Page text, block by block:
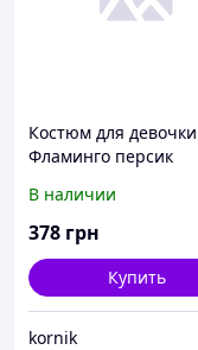
Костюм для девочки
Фламинго персик
В наличии
378 грн
Купить
kornik